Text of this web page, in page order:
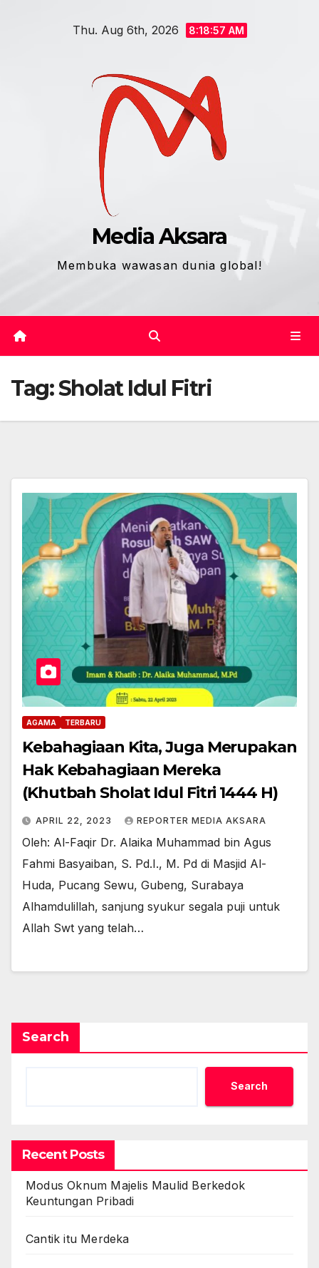
Thu. Aug 6th, 2026 8:18:58 AM
Media Aksara
Membuka wawasan dunia global!
Tag:Sholat Idul Fitri
AGAMA TERBARU
Kebahagiaan Kita, Juga Merupakan
Hak Kebahagiaan Mereka
(Khutbah Sholat Idul Fitri 1444 H)
APRIL 22, 2023 REPORTER MEDIA AKSARA
Oleh: Al-Faqir Dr. Alaika Muhammad bin Agus
Fahmi Basyaiban, S. Pd.I., M. Pd di Masjid Al-
Huda, Pucang Sewu, Gubeng, Surabaya
Alhamdulillah, sanjung syukur segala puji untuk
Allah Swt yang telah…
Search
Search
Recent Posts
Modus Oknum Majelis Maulid Berkedok
Keuntungan Pribadi
Cantik itu Merdeka